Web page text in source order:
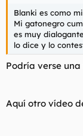
Blanki es como
Mi gatonegro
es muy
lo dice y lo
Podría verse
Aquí otro vídeo